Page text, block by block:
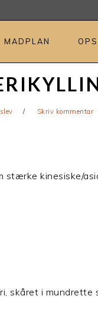
MADPLAN
Skriv kommentar
stærke kinesiske/
skåret i mundrette